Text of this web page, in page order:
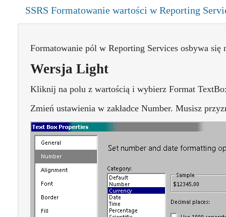
SSRS Formatowanie wartości w Reporting
Formatowanie pól w Reporting Services osbywa się
Wersja Light
Kliknij na polu z wartością i wybierz Format
Zmień ustawienia w zakładce Number. Musisz